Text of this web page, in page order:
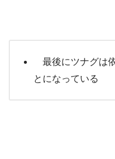
最後にツナグは
とになっている